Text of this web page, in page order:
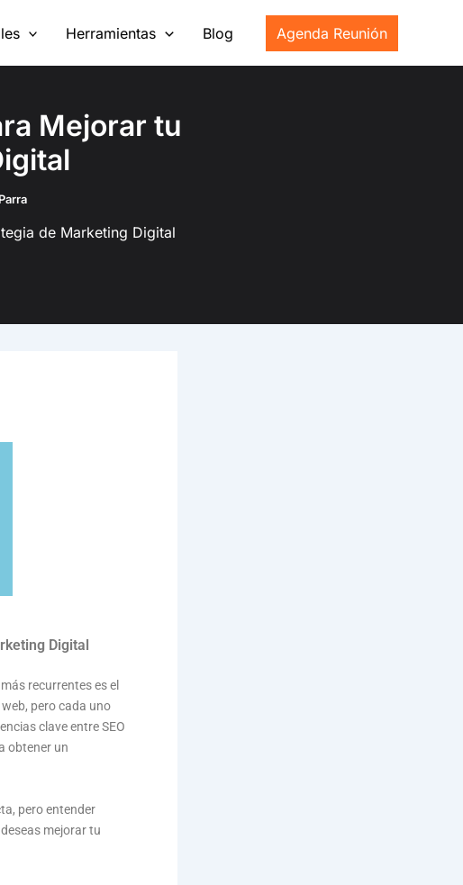
Herramientas Blog Agenda Reunión
Mejorar tu
de Marketing Digital
Digital
recurrentes es el
pero cada uno
clave entre SEO
obtener un
pero entender
mejorar tu